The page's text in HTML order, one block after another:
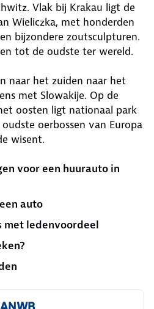
Vlak bij Krakau ligt de
Wieliczka, met honderden
bijzondere zoutsculpturen.
tot de oudste ter wereld.
naar het zuiden naar het
met Slowakije. Op de
oosten ligt nationaal park
oerbossen van Europa
wisent.
voor een huurauto in
auto
met ledenvoordeel